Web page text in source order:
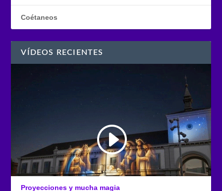
Coétaneos
VÍDEOS RECIENTES
Proyecciones y mucha magia